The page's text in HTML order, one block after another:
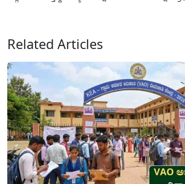
Related Articles